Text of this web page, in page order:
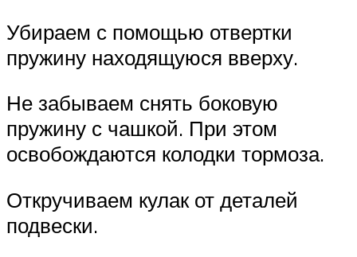
Убираем с помощью отвертки
пружину находящуюся вверху.
Не забываем снять боковую
пружину с чашкой. При этом
освобождаются колодки тормоза.
Откручиваем кулак от деталей
подвески.